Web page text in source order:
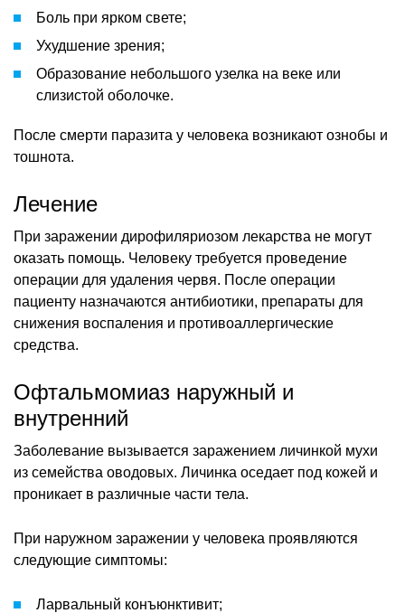
Боль при ярком свете;
Ухудшение зрения;
Образование небольшого узелка на веке или
слизистой оболочке.
После смерти паразита у человека возникают ознобы и
тошнота.
Лечение
При заражении дирофиляриозом лекарства не могут
оказать помощь. Человеку требуется проведение
операции для удаления червя. После операции
пациенту назначаются антибиотики, препараты для
снижения воспаления и противоаллергические
средства.
Офтальмомиаз наружный и
внутренний
Заболевание вызывается заражением личинкой мухи
из семейства оводовых. Личинка оседает под кожей и
проникает в различные части тела.
При наружном заражении у человека проявляются
следующие симптомы:
Ларвальный конъюнктивит;